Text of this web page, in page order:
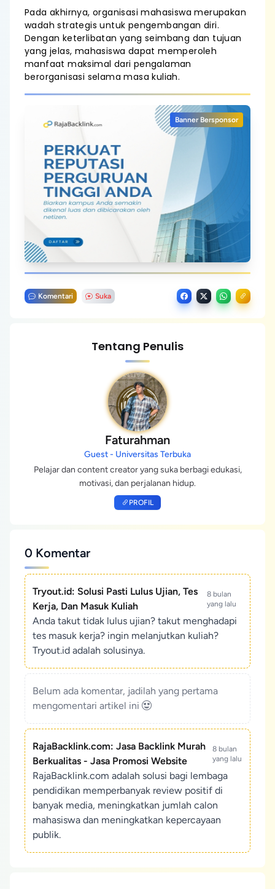
Pada akhirnya, organisasi mahasiswa merupakan
wadah strategis untuk pengembangan diri.
Dengan keterlibatan yang seimbang dan tujuan
yang jelas, mahasiswa dapat memperoleh
manfaat maksimal dari pengalaman
berorganisasi selama masa kuliah.
Banner Bersponsor
Komentari Suka
Tentang Penulis
Faturahman
Guest - Universitas Terbuka
Pelajar dan content creator yang suka berbagi edukasi,
motivasi, dan perjalanan hidup.
PROFIL
0 Komentar
Tryout.id: Solusi Pasti Lulus Ujian, Tes
Kerja, Dan Masuk Kuliah
8 bulan
yang lalu
Anda takut tidak lulus ujian? takut menghadapi
tes masuk kerja? ingin melanjutkan kuliah?
Tryout.id adalah solusinya.
Belum ada komentar, jadilah yang pertama
mengomentari artikel ini
RajaBacklink.com: Jasa Backlink Murah
Berkualitas - Jasa Promosi Website
8 bulan
yang lalu
RajaBacklink.com adalah solusi bagi lembaga
pendidikan memperbanyak review positif di
banyak media, meningkatkan jumlah calon
mahasiswa dan meningkatkan kepercayaan
publik.